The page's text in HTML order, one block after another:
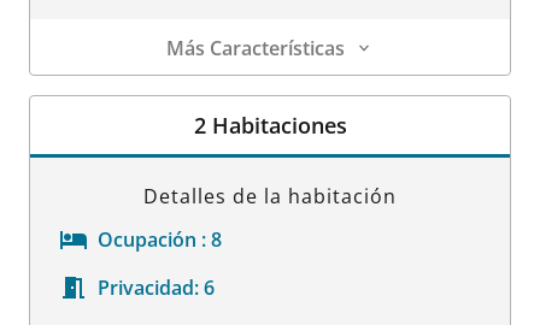
Más Características
Detalles de la habitación
2 Habitaciones
Detalles de la habitación
Ocupación :8
Privacidad:6